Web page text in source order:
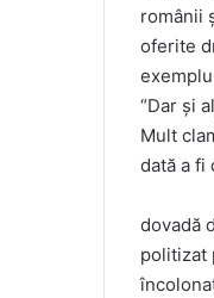
românii
oferite
“Dar și
Mult
dată a fi
dovadă
politizat